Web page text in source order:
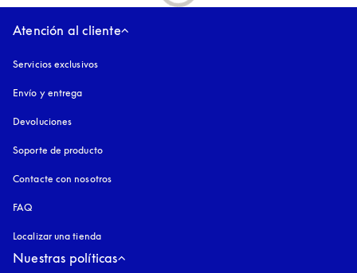
Atención al cliente
Servicios exclusivos
Envío y entrega
Devoluciones
Soporte de producto
Contacte con nosotros
FAQ
Localizar una tienda
Nuestras políticas